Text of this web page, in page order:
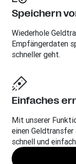
Speichern
Wiederhole
Empfängerdaten
schneller geht.
Einfaches
Mit unserer
einen
schnell und